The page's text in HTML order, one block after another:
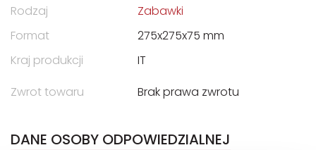
Rodzaj
Zabawki
Format
275x275x75 mm
Kraj produkcji
IT
Zwrot towaru
Brak prawa zwrotu
DANE OSOBY ODPOWIEDZIALNEJ